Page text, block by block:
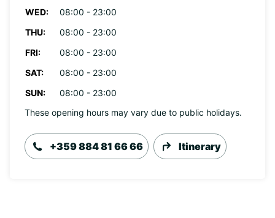
WED:
08:00 - 23:00
THU:
08:00 - 23:00
FRI:
08:00 - 23:00
SAT:
08:00 - 23:00
SUN:
08:00 - 23:00
These opening hours may vary due to public holidays.
+359 884 81 66 66 Itinerary